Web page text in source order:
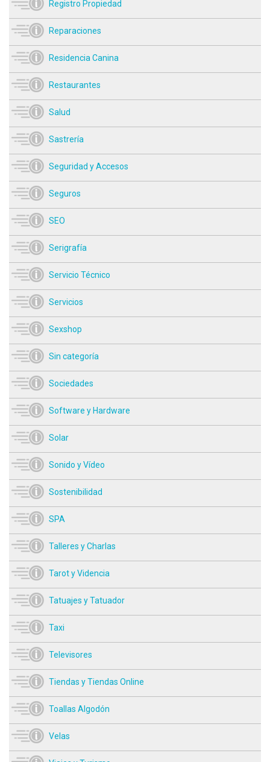
Registro Propiedad
Reparaciones
Residencia Canina
Restaurantes
Salud
Sastrería
Seguridad y Accesos
Seguros
SEO
Serigrafía
Servicio Técnico
Servicios
Sexshop
Sin categoría
Sociedades
Software y Hardware
Solar
Sonido y Vídeo
Sostenibilidad
SPA
Talleres y Charlas
Tarot y Videncia
Tatuajes y Tatuador
Taxi
Televisores
Tiendas y Tiendas Online
Toallas Algodón
Velas